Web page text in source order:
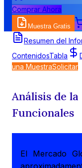
Comprar Ahora
Muestra Gratis
Resumen del
ContenidosTabla
una MuestraSolicitar
Análisis de
Funcionales
El Mercado